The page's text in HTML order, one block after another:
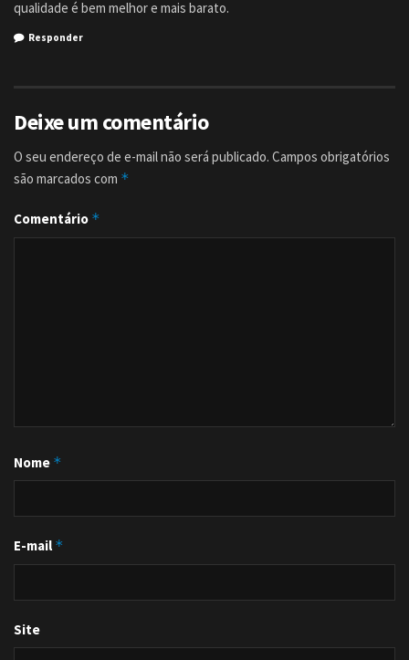
qualidade é bem melhor e mais barato.
Responder
Deixe um comentário
O seu endereço de e-mail não será publicado. Campos obrigatórios
são marcados com *
Comentário *
Nome *
E-mail *
Site